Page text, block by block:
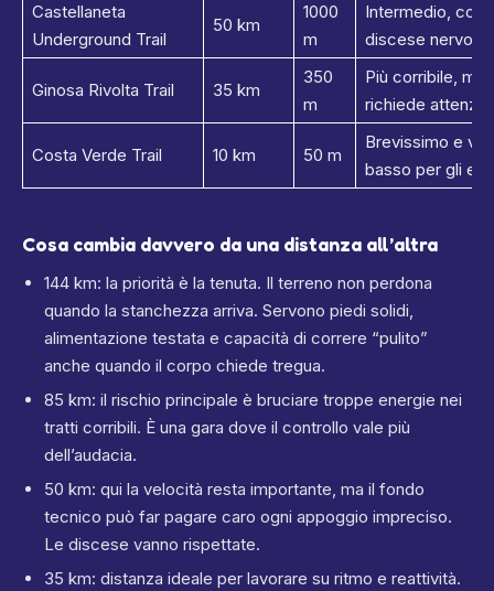
Castellaneta
Underground Trail
50 km
1000
m
Intermedio, con
discese nervose
Ginosa Rivolta Trail 35 km
350
m
Più corribile,
richiede
Costa Verde Trail 10 km 50 m
Brevissimo e
basso per gli
Cosa cambia davvero da una distanza all’altra
144 km: la priorità è la tenuta. Il terreno non perdona
quando la stanchezza arriva. Servono piedi solidi,
alimentazione testata e capacità di correre “pulito”
anche quando il corpo chiede tregua.
85 km: il rischio principale è bruciare troppe energie nei
tratti corribili. È una gara dove il controllo vale più
dell’audacia.
50 km: qui la velocità resta importante, ma il fondo
tecnico può far pagare caro ogni appoggio impreciso.
Le discese vanno rispettate.
35 km: distanza ideale per lavorare su ritmo e reattività.